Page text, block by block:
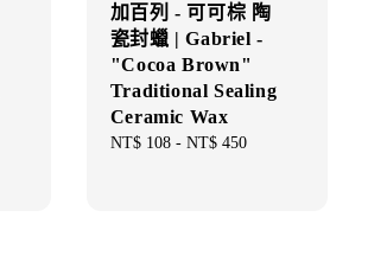
加百列 - 可可棕 陶
瓷封蠟 | Gabriel -
"Cocoa Brown"
Traditional Sealing
Ceramic Wax
Regular
NT$ 108- NT$ 450